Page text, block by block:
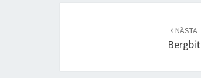
NÄSTA
Bergbit